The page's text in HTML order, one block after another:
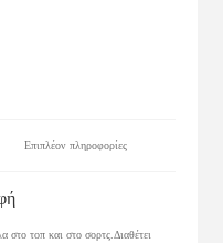
Επιπλέον πληροφορίες
στο τοπ και στο σορτς.Διαθέτει